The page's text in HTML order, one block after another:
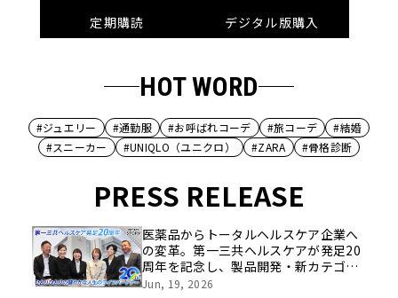
定期購読
デジタル版購入
HOT WORD
#ジュエリー #通勤服 #お呼ばれコーデ #旅コーデ
#結婚
#スニーカー
#UNIQLO（ユニクロ） #ZARA #骨格診断
PRESS RELEASE
医薬品からトータルヘルスケア企業へ
の変革。第一三共ヘルスケアが発足20
周年を記念し、製品開発・新カテゴリ
挑戦の舞台や旧社統合時のエピソード
Jun, 19, 2026